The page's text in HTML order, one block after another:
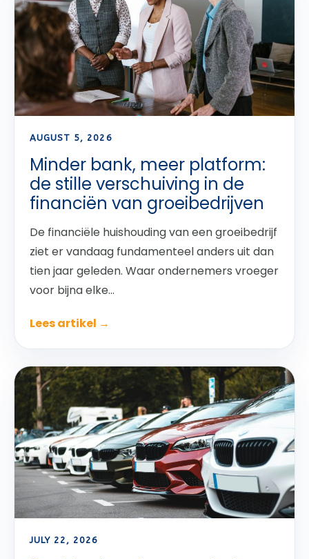
AUGUST 5, 2026
Minder bank, meer platform:
de stille verschuiving in de
financiën van groeibedrijven
De financiële huishouding van een groeibedrijf
ziet er vandaag fundamenteel anders uit dan
tien jaar geleden. Waar ondernemers vroeger
voor bijna elke...
Lees artikel →
JULY 22, 2026